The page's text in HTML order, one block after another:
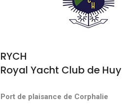
RYCH
Royal Yacht Club de Huy
Port de plaisance de Corphalie